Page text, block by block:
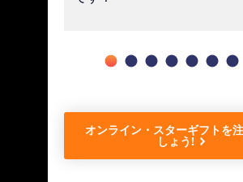
オンライン・スターギフトを
しょう!